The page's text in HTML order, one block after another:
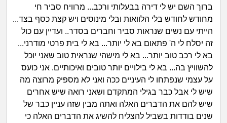
מה קורה כאן?
מתחם הטיפים
מדורים
זוגיות
היריון ולידה
חיפוש שאלות
הרשמה | התחברות
ברוך השם יש לי דירה בבעלותי ורכב... מרוויח סביר חי
מחודש לחודש בלי הלוואות ובלי מינוסים ויש קצת כסף בצד...
הייתי עם נשים שנראות סביר וחברים בסדר.. ועדיין עם כול
זה יסלח לי ה' פתאום בא לי יותר... בא לי בית פרטי מודרני...
בא לי רכב טוב יותר... בא לי מישהי שנראית טוב שאני יוכל
להשוויץ בה... בא לי בילויים יותר טובים ואיכותיים. אני כועס
על עצמי שנפתחו לי העיניים ככה ואני לא מספיק מרוצה מה
שיש לי אבל כבר בגילי המתקדם ושאני רואה שיש אחרים
שיש להם את הדברים האלה ואתה מבין שזה עניין כבר של
שנים בודדות בשביל להצליח להשיג את הדברים האלה כי